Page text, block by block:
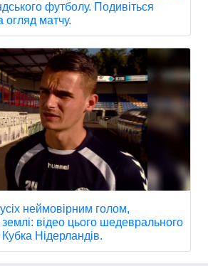
футболу. Подивіться
огляд матчу.
неймовірним голом,
відео цього шедеврального
Нідерландів.